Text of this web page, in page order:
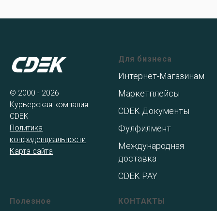
© 2000 - 2026
Курьерская компания
CDEK
Политика
конфиденциальности
Карта сайта
Для бизнеса
Интернет-Магазинам
Маркетплейсы
CDEK Документы
Фулфилмент
Международная
доставка
CDEK PAY
Полезное КОНТАКТЫ